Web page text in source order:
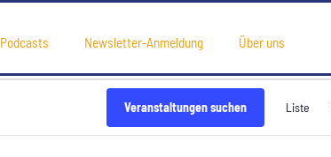
Podcasts Newsletter-Anmeldung Über uns
Veranstaltungen suchen Liste